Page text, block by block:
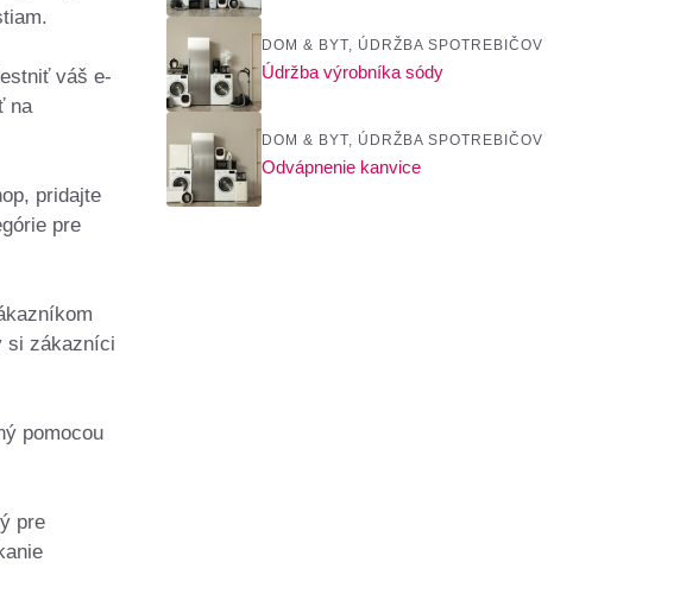
váš e-
na
pridajte
pre
si zákazníci
pomocou
pre
DOM & BYT, ÚDRŽBA SPOTREBIČOV
Údržba výrobníka sódy
DOM & BYT, ÚDRŽBA SPOTREBIČOV
Odvápnenie kanvice